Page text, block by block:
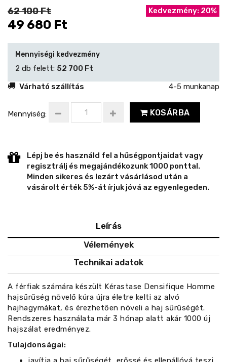
62 100 Ft
49 680 Ft
Kedvezmény: 20%
Mennyiségi kedvezmény
2 db felett: 52 700 Ft
Várható szállítás
4-5 munkanap
Mennyiség: KOSÁRBA
Lépj be és használd fel a hűségpontjaidat vagy
regisztrálj és megajándékozunk 1000 ponttal.
Minden sikeres és lezárt vásárlásod után a
vásárolt érték 5%-át írjuk jóvá az egyenlegeden.
Leírás
Vélemények
Technikai adatok
A férfiak számára készült Kérastase Densifique Homme
hajsűrűség növelő kúra újra életre kelti az alvó
hajhagymákat, és érezhetően növeli a haj sűrűségét.
Rendszeres használata már 3 hónap alatt akár 1000 új
hajszálat eredményez.
Tulajdonságai: